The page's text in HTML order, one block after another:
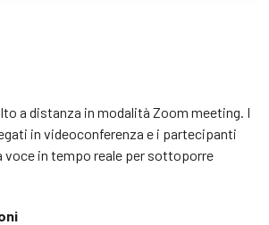
a distanza in modalità Zoom meeting. I
in videoconferenza e i partecipanti
voce in tempo reale per sottoporre